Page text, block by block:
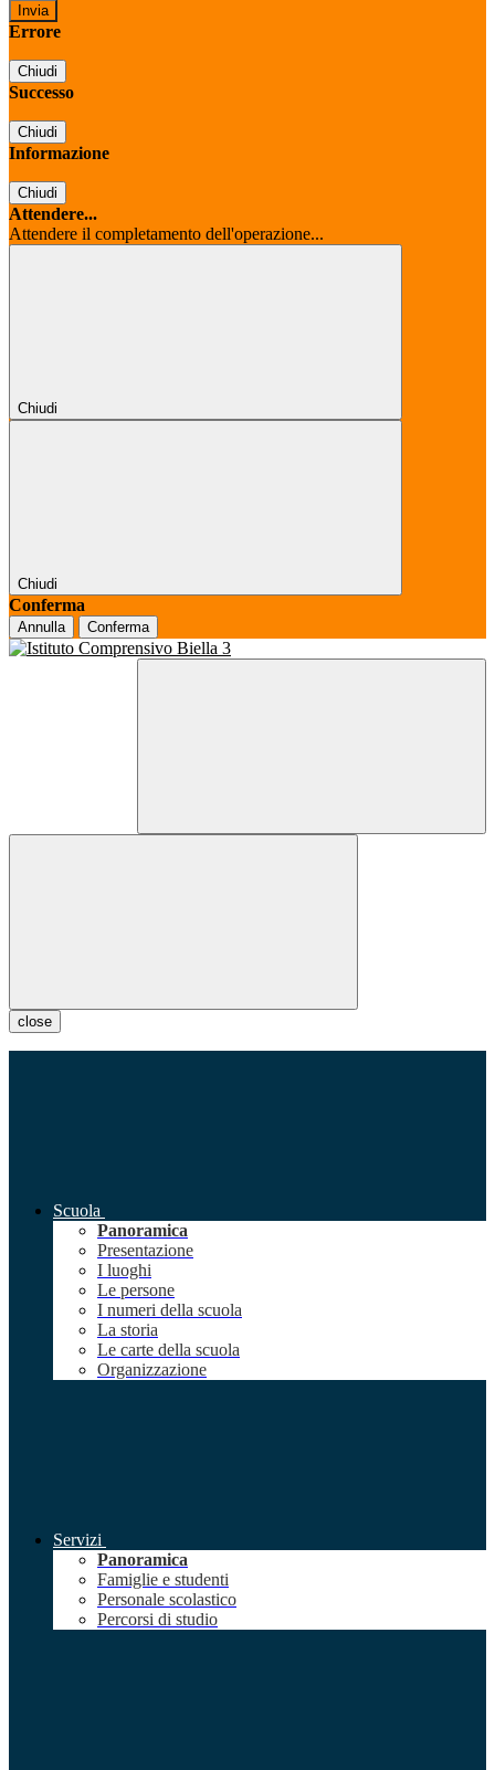
Errore
Chiudi
Successo
Chiudi
Informazione
Chiudi
Attendere...
Attendere il completamento dell'operazione...
Chiudi
Chiudi
Conferma
Annulla Conferma
close
Scuola
Panoramica
Presentazione
I luoghi
Le persone
I numeri della scuola
La storia
Le carte della scuola
Organizzazione
Servizi
Panoramica
Famiglie e studenti
Personale scolastico
Percorsi di studio